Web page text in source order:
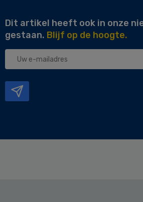
Dit artikel heeft ook in onze
gestaan. Blijf op de hoogte.
Uw